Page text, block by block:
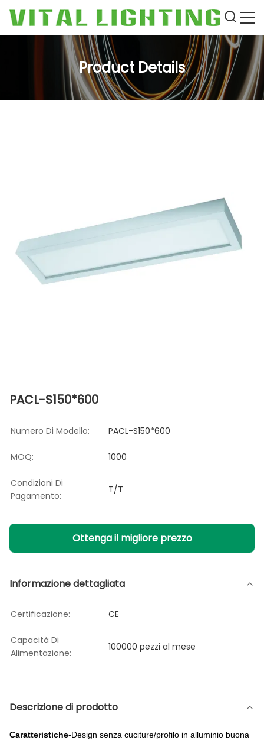
Product Details
PACL-S150*600
Numero Di Modello: PACL-S150*600
MOQ: 1000
Condizioni Di
Pagamento:
T/T
Ottenga il migliore prezzo
Informazione dettagliata
Certificazione: CE
Capacità Di
Alimentazione:
100000 pezzi al mese
Descrizione di prodotto
Caratteristiche-Design senza cuciture/profilo in alluminio buona